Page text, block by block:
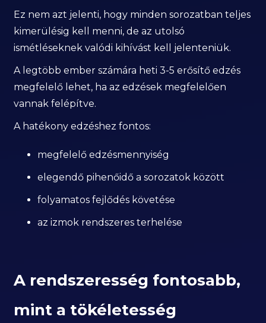
Ez nem azt jelenti, hogy minden sorozatban teljes
kimerülésig kell menni, de az utolsó
ismétléseknek valódi kihívást kell jelenteniük.
A legtöbb ember számára heti 3-5 erősítő edzés
megfelelő lehet, ha az edzések megfelelően
vannak felépítve.
A hatékony edzéshez fontos:
megfelelő edzésmennyiség
elegendő pihenőidő a sorozatok között
folyamatos fejlődés követése
az izmok rendszeres terhelése
A rendszeresség fontosabb,
mint a tökéletesség